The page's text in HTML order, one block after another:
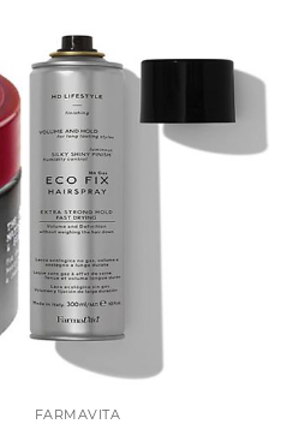
FARMAVITA